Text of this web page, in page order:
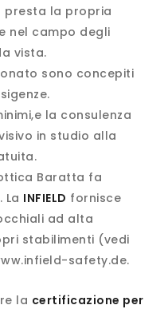
presta la propria
nel campo degli
vista.
sono concepiti
la consulenza
in studio alla
Baratta fa
INFIELD fornisce
ad alta
stabilimenti (vedi
safety.de.
la certificazione per